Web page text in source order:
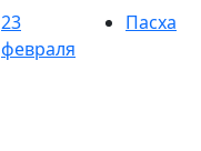
23
февраля
Пасха